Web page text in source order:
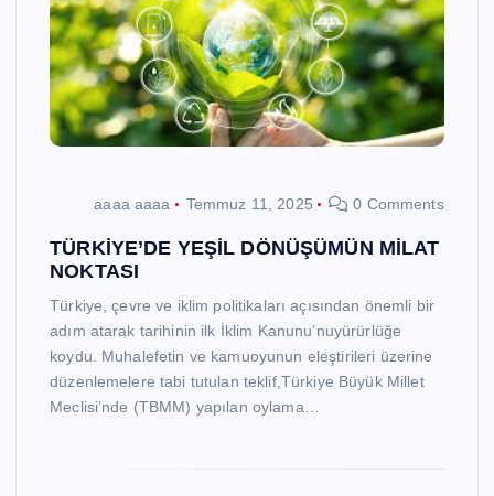
aaaa aaaa Temmuz 11, 2025 0 Comments
TÜRKİYE’DE YEŞİL DÖNÜŞÜMÜN MİLAT
NOKTASI
Türkiye, çevre ve iklim politikaları açısından önemli bir
adım atarak tarihinin ilk İklim Kanunu’nuyürürlüğe
koydu. Muhalefetin ve kamuoyunun eleştirileri üzerine
düzenlemelere tabi tutulan teklif,Türkiye Büyük Millet
Meclisi’nde (TBMM) yapılan oylama…